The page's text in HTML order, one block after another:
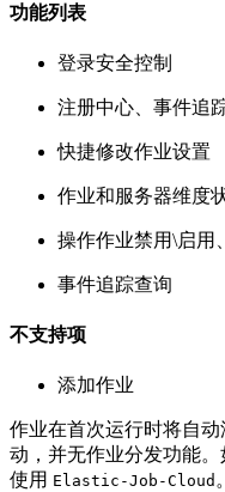
功能列表
登录安全控制
注册中心、事件追
快捷修改作业设置
作业和服务器维度
操作作业禁用\启用
事件追踪查询
不支持项
添加作业
作业在首次运行时将自动
动，并无作业分发功能
使用 Elastic-Job-Cloud 。